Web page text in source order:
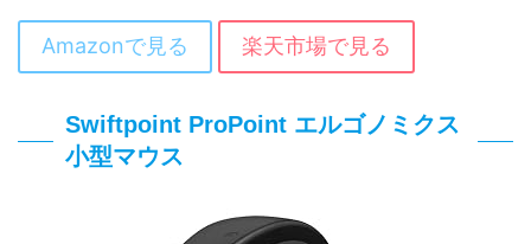
Amazonで見る 楽天市場で見る
Swiftpoint ProPoint エルゴノミクス
小型マウス